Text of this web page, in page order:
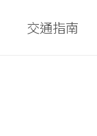
交通指南